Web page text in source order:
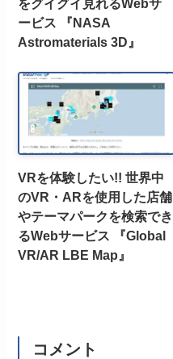
をグイグイ見れるWebサ
ービス 『NASA
Astromaterials 3D』
VRを体験したい!! 世界中
のVR・ARを使用した店舗
やテーマパークを検索でき
るWebサービス 『Global
VR/AR LBE Map』
コメント